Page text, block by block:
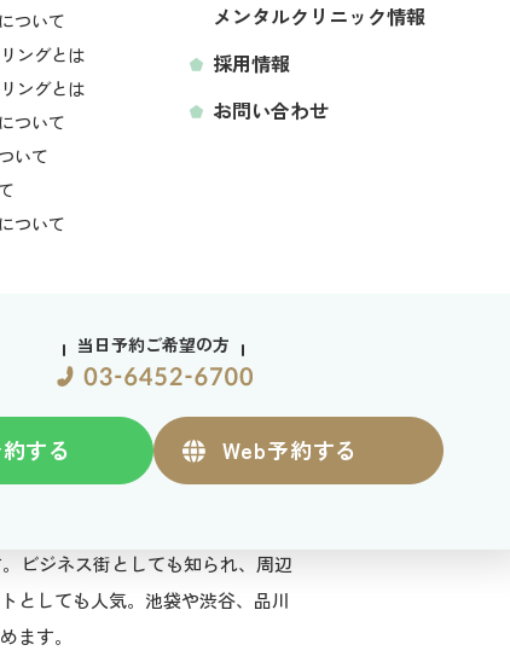
ついて
ングとは
ングとは
ついて
いて
ついて
メンタルクリニック情報
採用情報
お問い合わせ
当日予約ご希望の方
する Web予約する
ビジネス街としても知られ、周辺
としても人気。池袋や渋谷、品川
ます。